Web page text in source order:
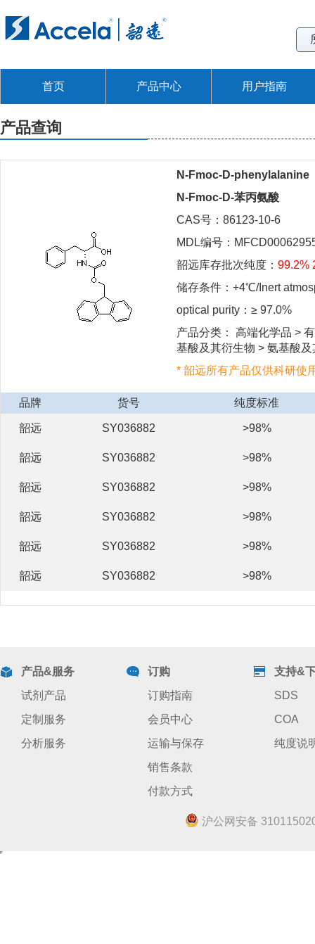
首页 产品中心 用户指南
产品查询
N-Fmoc-D-phenylalanine
N-Fmoc-D-苯丙氨酸
CAS号：86123-10-6
MDL编号：
韶远库存批次纯度： 99.2%
储存条件：+4℃/Inert
optical purity：≥ 97.0%
产品分类： 高端化学品 >
基酸及其衍生物 > 氨基酸及
* 韶远所有产品仅供科研使
品牌 货号 纯度标准
韶远 SY036882 >98%
韶远 SY036882 >98%
韶远 SY036882 >98%
韶远 SY036882 >98%
韶远 SY036882 >98%
韶远 SY036882 >98%
产品&服务
试剂产品
定制服务
分析服务
订购
订购指南
会员中心
运输与保存
销售条款
付款方式
支持&
SDS
COA
纯度说
沪公网安备